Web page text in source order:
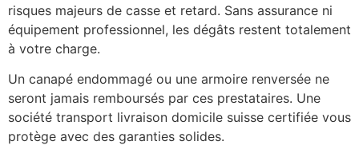
risques majeurs de casse et retard. Sans assurance ni
équipement professionnel, les dégâts restent totalement
à votre charge.
Un canapé endommagé ou une armoire renversée ne
seront jamais remboursés par ces prestataires. Une
société transport livraison domicile suisse certifiée vous
protège avec des garanties solides.